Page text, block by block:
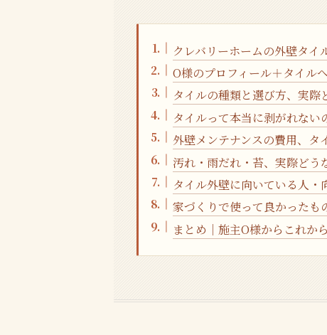
クレバリーホームの外壁タイ
O様のプロフィール＋タイル
タイルの種類と選び方、実際
タイルって本当に剥がれない
外壁メンテナンスの費用、タ
汚れ・雨だれ・苔、実際どう
タイル外壁に向いている人・
家づくりで使って良かったも
まとめ｜施主O様からこれか